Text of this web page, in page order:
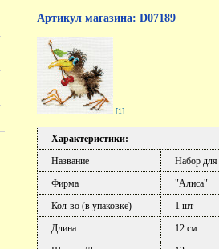
Артикул магазина: D07189
[1]
Характеристики:
Название
Набор
Фирма
"Алиса"
Кол-во (в упаковке)
1 шт
Длина
12 см